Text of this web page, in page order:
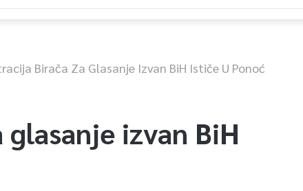
Birača Za Glasanje Izvan BiH Ističe U Ponoć
izvan BiH